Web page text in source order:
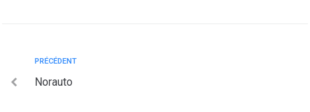
PRÉCÉDENT
Norauto